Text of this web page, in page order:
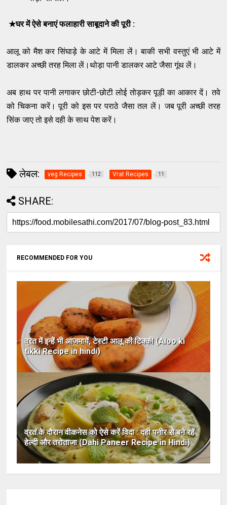
★घर में ऐसे बनाएं फलाहारी साबूदाने की पूरी :
आलू को मैश कर सिंघाड़े के आटे में मिला लें। बाकी सभी वस्तुएं भी आटे में
डालकर अच्छी तरह मिला लें।थोड़ा पानी डालकर आटे जैसा गूंथ लें।
अब हाथ पर पानी लगाकर छोटी-छोटी लोई तोड़कर पूड़ी का आकार दें। तवे
को चिकना करें। पूरी को इस पर पराठे जैसा तल लें। जब पूरी अच्छी तरह
सिंक जाए तो इसे दही के साथ पेश करें।
लेबल: veg Recipes 112 Vrat Recipes 11
SHARE:
RECOMMENDED FOR YOU
व्रत में इन्हें भी आजमायें, टेस्टी आलू की टिक्की (Aloo ki
tikki Recipe in hindi)
व्रत के दौरान वीकनेस को ऐसे करें विदा : दही पनीर से बने रहें
हेल्दी और तरोताजा (Dahi Paneer Recipe in Hindi)